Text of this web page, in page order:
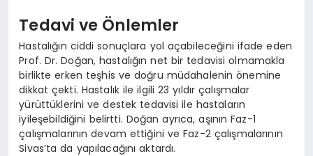
Tedavi ve Önlemler
Hastalığın ciddi sonuçlara yol açabileceğini ifade eden
Prof. Dr. Doğan, hastalığın net bir tedavisi olmamakla
birlikte erken teşhis ve doğru müdahalenin önemine
dikkat çekti. Hastalık ile ilgili 23 yıldır çalışmalar
yürüttüklerini ve destek tedavisi ile hastaların
iyileşebildiğini belirtti. Doğan ayrıca, aşının Faz-1
çalışmalarının devam ettiğini ve Faz-2 çalışmalarının
Sivas’ta da yapılacağını aktardı.